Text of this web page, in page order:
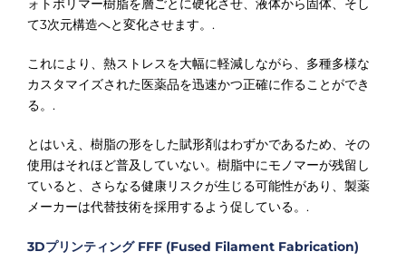
ォトポリマー樹脂を層ごとに硬化させ、液体から固体、そし
て3次元構造へと変化させます。.
これにより、熱ストレスを大幅に軽減しながら、多種多様な
カスタマイズされた医薬品を迅速かつ正確に作ることができ
る。.
とはいえ、樹脂の形をした賦形剤はわずかであるため、その
使用はそれほど普及していない。樹脂中にモノマーが残留し
ていると、さらなる健康リスクが生じる可能性があり、製薬
メーカーは代替技術を採用するよう促している。.
3Dプリンティング FFF (Fused Filament Fabrication)